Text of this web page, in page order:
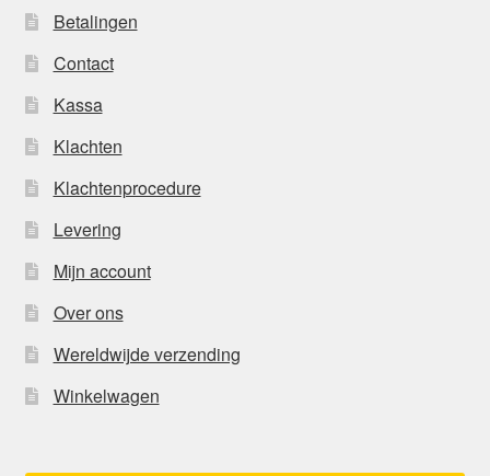
Betalingen
Contact
Kassa
Klachten
Klachtenprocedure
Levering
Mijn account
Over ons
Wereldwijde verzending
Winkelwagen